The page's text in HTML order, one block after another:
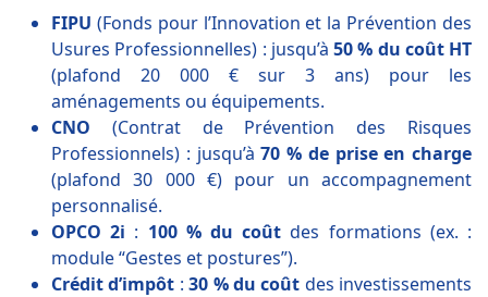
FIPU (Fonds pour l’Innovation et la Prévention des
Usures Professionnelles) : jusqu’à 50 % du coût HT
(plafond 20 000 € sur 3 ans) pour les
aménagements ou équipements.
CNO (Contrat de Prévention des Risques
Professionnels) : jusqu’à70 % de prise en charge
(plafond 30 000 €) pour un accompagnement
personnalisé.
OPCO 2i : 100 % du coût des formations (ex. :
module “Gestes et postures”).
Crédit d’impôt :30 % du coût des investissements